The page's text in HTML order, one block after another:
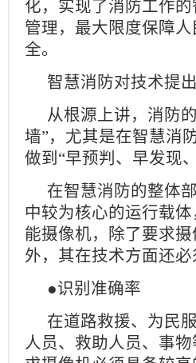
化，实现了消防工作
管理，最大限度保障
全。
智慧消防对技术提
从根源上讲，消防
墙”，尤其是在智慧消
做到“早预判、早发
在智慧消防的整体
中较为核心的运行载
能摄像机，除了要求
外，其在技术方面还
●识别准确率
在道路救援、为民
人员、救助人员、事